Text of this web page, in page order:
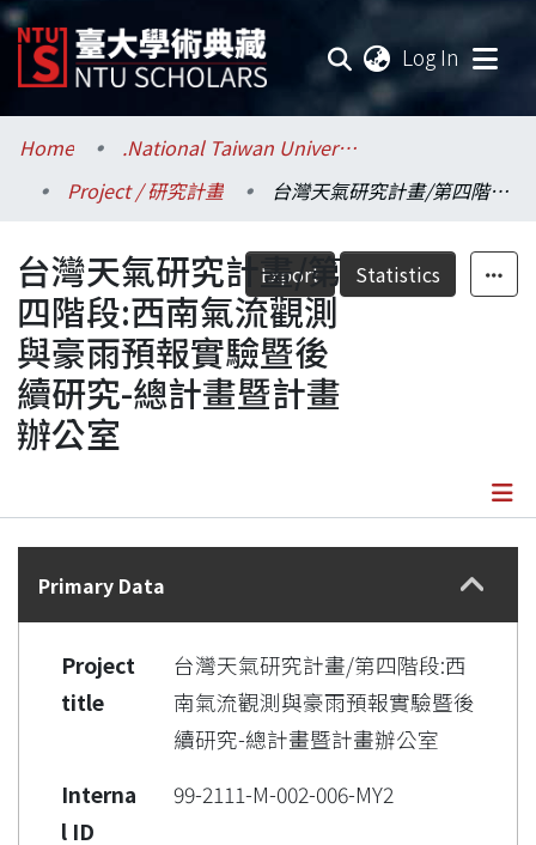
Log In
Communities & Collections
Research Outputs
Fundings & Projects
Researchers
Organizations
Statistics
Home
.National Taiwan University / 國立臺灣大學
Project / 研究計畫
台灣天氣研究計畫/第四階段:西南氣流觀測與豪雨預報實驗暨後續研究-總計畫暨計畫辦公室
Export Statistics
台灣天氣研究計畫/第
四階段:西南氣流觀測
與豪雨預報實驗暨後
續研究-總計畫暨計畫
辦公室
Details
Primary Data
Project
title
台灣天氣研究計畫/第四階段:西
南氣流觀測與豪雨預報實驗暨後
續研究-總計畫暨計畫辦公室
Interna
l ID
99-2111-M-002-006-MY2